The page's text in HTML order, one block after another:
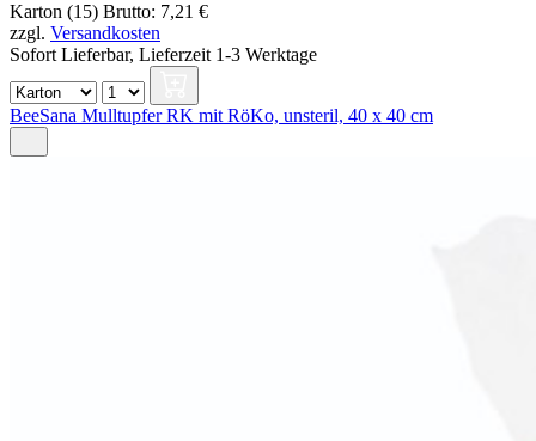
Karton (15) Brutto: 7,21 €
zzgl. Versandkosten
Sofort Lieferbar, Lieferzeit 1-3 Werktage
BeeSana Mulltupfer RK mit RöKo, unsteril, 40 x 40 cm